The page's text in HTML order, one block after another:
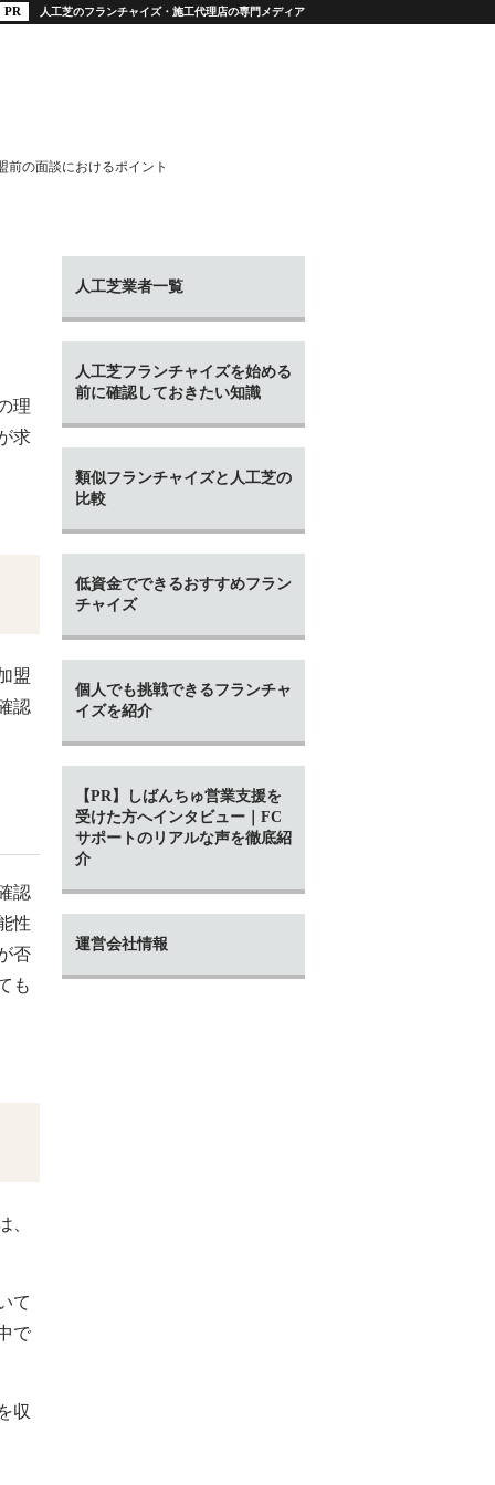
人工芝のフランチャイズ・施工代理店の専門メディア
前の面談におけるポイント
理
求
盟
認
認
性
否
も
、
て
で
収
人工芝業者一覧
人工芝フランチャイズを始める
前に確認しておきたい知識
類似フランチャイズと人工芝の
比較
低資金でできるおすすめフラン
チャイズ
個人でも挑戦できるフランチャ
イズを紹介
【PR】しばんちゅ営業支援を
受けた方へインタビュー｜FC
サポートのリアルな声を徹底紹
介
運営会社情報